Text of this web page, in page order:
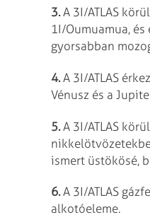
3.A 3I/ATLAS
1I/Oumuamua,
gyorsabban
4.A 3I/ATLAS
Vénusz és a
5.A 3I/ATLAS
ismert üstökösé,
6.A 3I/ATLAS
alkotóeleme.